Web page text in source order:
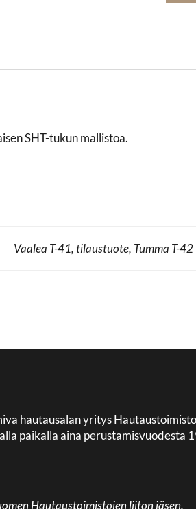
SHT-tukun mallistoa.
Vaalea T-41, tilaustuote, Tumma T-42
hautausalan yritys
paikalla aina perustamisvuodesta
Hautaustoimistojen liiton jäsen.